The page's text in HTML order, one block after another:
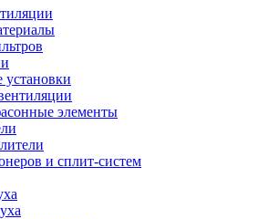
элементы
и сплит-систем